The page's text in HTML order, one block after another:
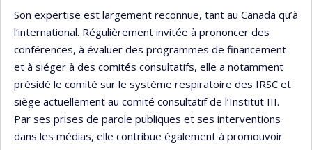
Son expertise est largement reconnue, tant au Canada qu’à
l’international. Régulièrement invitée à prononcer des
conférences, à évaluer des programmes de financement
et à siéger à des comités consultatifs, elle a notamment
présidé le comité sur le système respiratoire des IRSC et
siège actuellement au comité consultatif de l’Institut III.
Par ses prises de parole publiques et ses interventions
dans les médias, elle contribue également à promouvoir